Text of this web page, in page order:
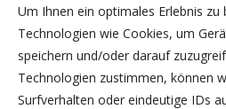
Um Ihnen ein optimales Erlebnis
Technologien wie Cookies, um
speichern und/oder darauf
Technologien zustimmen, können
Surfverhalten oder eindeutige IDs
Donnerstag,
Fahrt in die
Wir bitten um
Treffpunkt: ab 09.45 Uhr, FFZ,